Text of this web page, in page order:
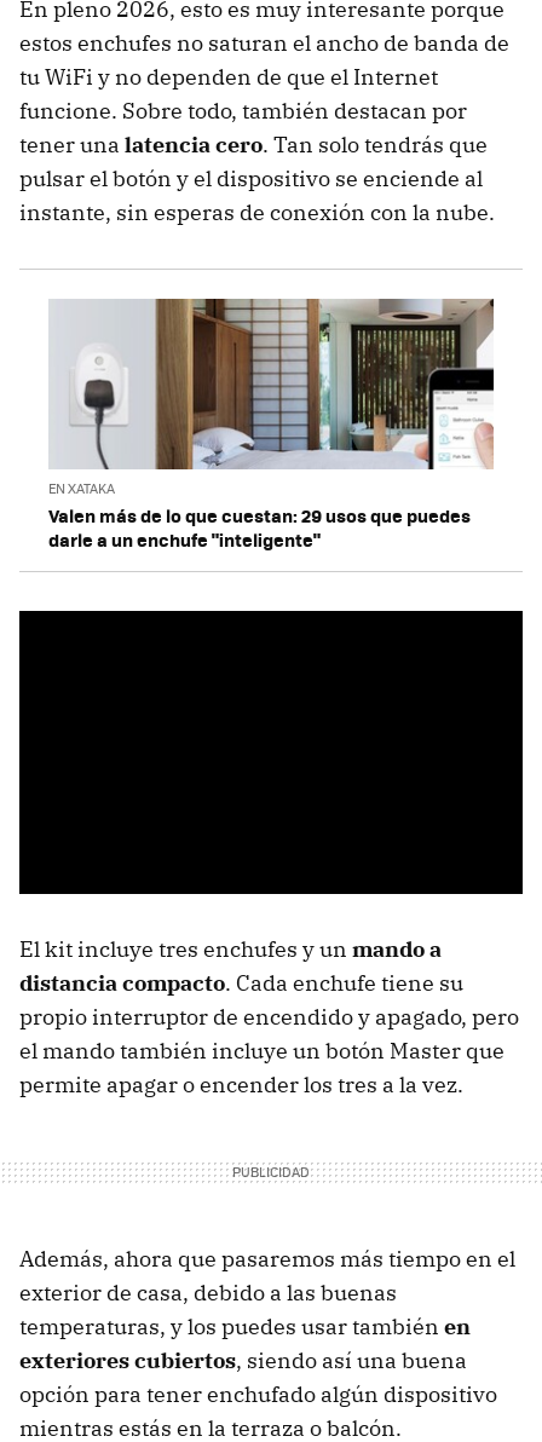
En pleno 2026, esto es muy interesante porque
estos enchufes no saturan el ancho de banda de
tu WiFi y no dependen de que el Internet
funcione. Sobre todo, también destacan por
tener una latencia cero. Tan solo tendrás que
pulsar el botón y el dispositivo se enciende al
instante, sin esperas de conexión con la nube.
EN XATAKA
Valen más de lo que cuestan: 29 usos que puedes
darle a un enchufe "inteligente"
El kit incluye tres enchufes y un mando a
distancia compacto. Cada enchufe tiene su
propio interruptor de encendido y apagado, pero
el mando también incluye un botón Master que
permite apagar o encender los tres a la vez.
Además, ahora que pasaremos más tiempo en el
exterior de casa, debido a las buenas
temperaturas, y los puedes usar también en
exteriores cubiertos, siendo así una buena
opción para tener enchufado algún dispositivo
mientras estás en la terraza o balcón.